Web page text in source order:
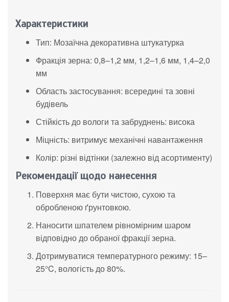
Характеристики
Тип: Мозаїчна декоративна штукатурка
Фракція зерна: 0,8–1,2 мм, 1,2–1,6 мм, 1,4–2,0
мм
Область застосування: всередині та зовні
будівель
Стійкість до вологи та забруднень: висока
Міцність: витримує механічні навантаження
Колір: різні відтінки (залежно від асортименту)
Рекомендації щодо нанесення
Поверхня має бути чистою, сухою та
обробленою ґрунтовкою.
Наносити шпателем рівномірним шаром
відповідно до обраної фракції зерна.
Дотримуватися температурного режиму: 15–
25°C, вологість до 80%.